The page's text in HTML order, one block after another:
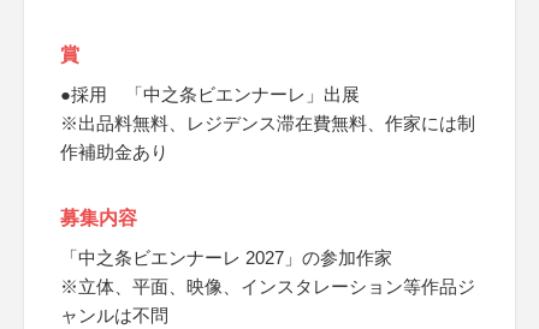
賞
●採用 「中之条ビエンナーレ」出展
※出品料無料、レジデンス滞在費無料、作家には制
作補助金あり
募集内容
「中之条ビエンナーレ 2027」の参加作家
※立体、平面、映像、インスタレーション等作品ジ
ャンルは不問